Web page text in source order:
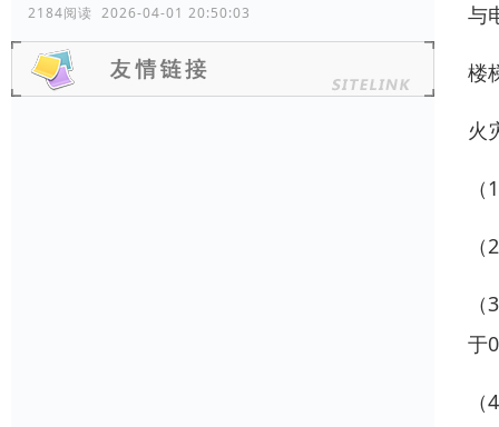
2184阅读 2026-04-01 20:50:03 与
楼
火
于